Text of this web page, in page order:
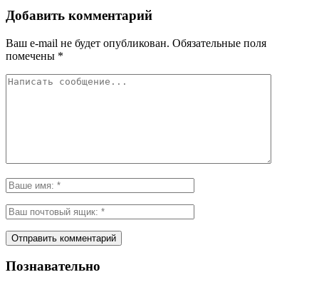
Добавить комментарий
Ваш e-mail не будет опубликован. Обязательные поля
помечены *
Познавательно